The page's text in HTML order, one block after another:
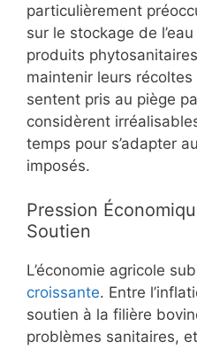
particulièrement
sur le stockage de
produits
maintenir leurs
sentent pris au piège
considèrent
temps pour s’adapter
imposés.
Pression
Soutien
L’économie agricole
croissante. Entre
soutien à la filière
problèmes sanitaires,